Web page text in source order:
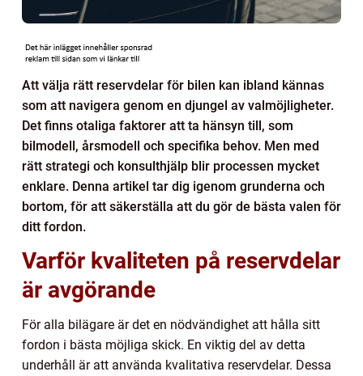
Att välja rätt reservdelar för bilen kan ibland kännas
som att navigera genom en djungel av valmöjligheter.
Det finns otaliga faktorer att ta hänsyn till, som
bilmodell, årsmodell och specifika behov. Men med
rätt strategi och konsulthjälp blir processen mycket
enklare. Denna artikel tar dig igenom grunderna och
bortom, för att säkerställa att du gör de bästa valen för
ditt fordon.
Varför kvaliteten på reservdelar
är avgörande
För alla bilägare är det en nödvändighet att hålla sitt
fordon i bästa möjliga skick. En viktig del av detta
underhåll är att använda kvalitativa reservdelar. Dessa